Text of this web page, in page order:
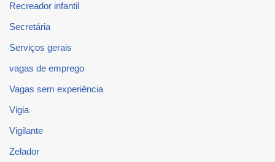
Recreador infantil
Secretária
Serviços gerais
vagas de emprego
Vagas sem experiência
Vigia
Vigilante
Zelador